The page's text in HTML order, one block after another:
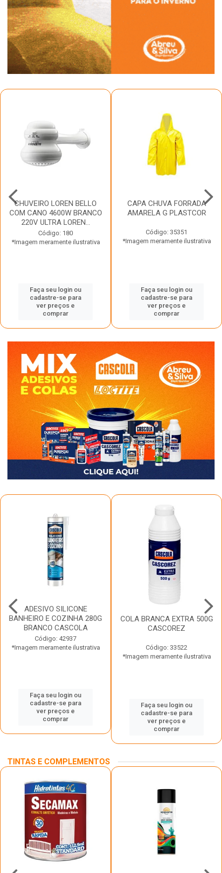
CHUVEIRO LOREN BELLO
COM CANO 4600W BRANCO
220V ULTRA LOREN...
Código: 180
*Imagem meramente ilustrativa
Faça seu login ou
cadastre-se para
ver preços e
comprar
CAPA CHUVA FORRADA
AMARELA G PLASTCOR
Código: 35351
*Imagem meramente ilustrativa
Faça seu login ou
cadastre-se para
ver preços e
comprar
ADESIVO SILICONE
BANHEIRO E COZINHA 280G
BRANCO CASCOLA
Código: 42937
*Imagem meramente ilustrativa
Faça seu login ou
cadastre-se para
ver preços e
comprar
COLA BRANCA EXTRA 500G
CASCOREZ
Código: 33522
*Imagem meramente ilustrativa
Faça seu login ou
cadastre-se para
ver preços e
comprar
TINTAS E COMPLEMENTOS